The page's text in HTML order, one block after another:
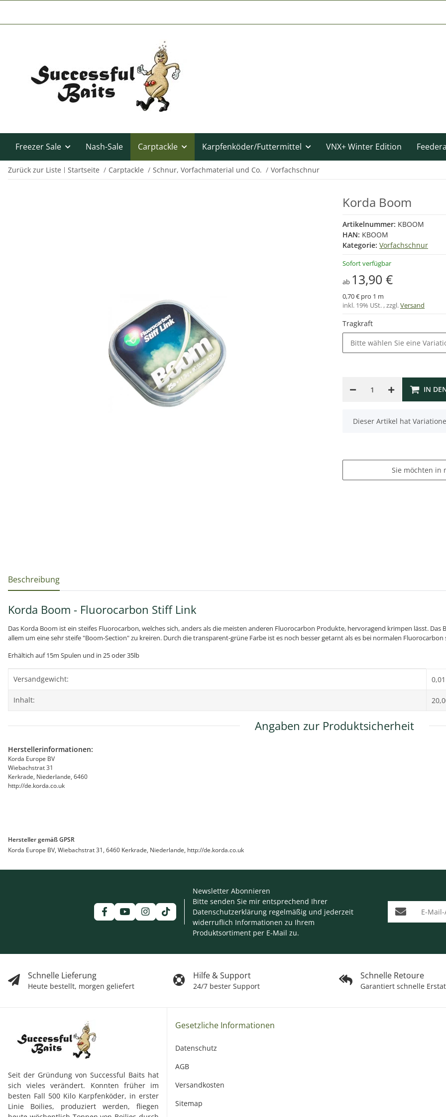
Freezer Sale Nash-Sale Carptackle Karpfenköder/Futtermittel VNX+ Winter Edition
Zurück zur Liste Startseite Carptackle Schnur, Vorfachmaterial und Co. Vorfachschnur
Korda Boom
Artikelnummer: KBOOM
HAN: KBOOM
Kategorie: Vorfachschnur
Sofort verfügbar
ab 13,90 €
0,70 € pro 1 m
inkl. 19% USt. , zzgl.Versand
Tragkraft
Bitte wählen Sie eine
IN
x
Dieser Artikel hat
Sie möchten in
weitere Registerkarten anzeigen
Beschreibung
Korda Boom - Fluorocarbon Stiff Link
Das Korda Boom ist ein steifes Fluorocarbon, welches sich, anders als die meisten anderen Fluorocarbon Produkte, hervoragend krimpen lässt.
allem um eine sehr steife "Boom-Section" zu kreiren. Durch die transparent-grüne Farbe ist es noch besser getarnt als es bei normalen Fluorocarbon
Erhältich auf 15m Spulen und in 25 oder 35lb
Produkteigenschaft
Wert
Versandgewicht:
Inhalt:
Angaben zur Produktsicherheit
Herstellerinformationen:
Korda Europe BV
Wiebachstrat 31
Kerkrade, Niederlande, 6460
http://de.korda.co.uk
Hersteller gemäß GPSR
Korda Europe BV, Wiebachstrat 31, 6460 Kerkrade, Niederlande, http://de.korda.co.uk
Schnelle Lieferung
Heute bestellt, morgen geliefert
Hilfe & Support
24/7 bester Support
Schnelle Retoure
Garantiert schnelle
Newsletter Abonnieren
Bitte senden Sie mir entsprechend Ihrer
Datenschutzerklärung regelmäßig und jederzeit
widerruflich Informationen zu Ihrem
Produktsortiment per E-Mail zu.
E-Mail-Adresse
Seit der Gründung von Successful Baits hat
sich vieles verändert. Konnten früher im
besten Fall 500 Kilo Karpfenköder, in erster
Linie Boilies, produziert werden, fliegen
Gesetzliche Informationen
Datenschutz
AGB
Versandkosten
Sitemap